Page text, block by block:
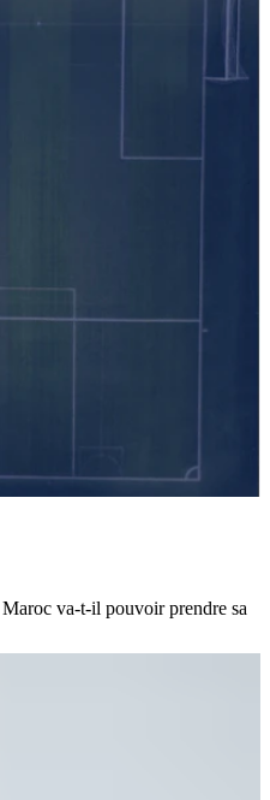
va-t-il pouvoir prendre sa